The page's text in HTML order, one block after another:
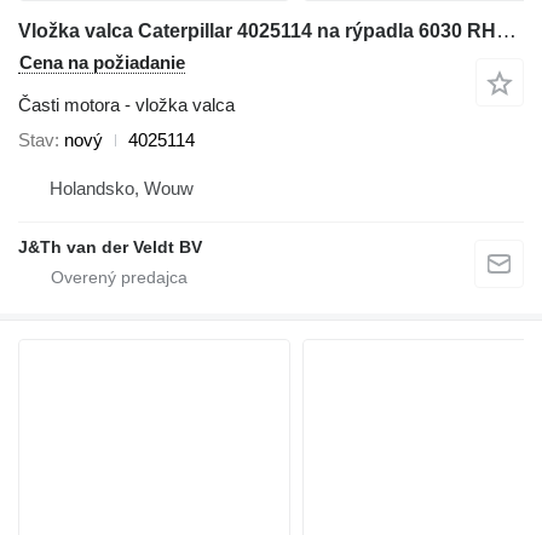
Vložka valca Caterpillar 4025114 na rýpadla 6030 RH70 6040FS
Cena na požiadanie
Časti motora - vložka valca
Stav nový 4025114
Holandsko, Wouw
J&Th van der Veldt BV